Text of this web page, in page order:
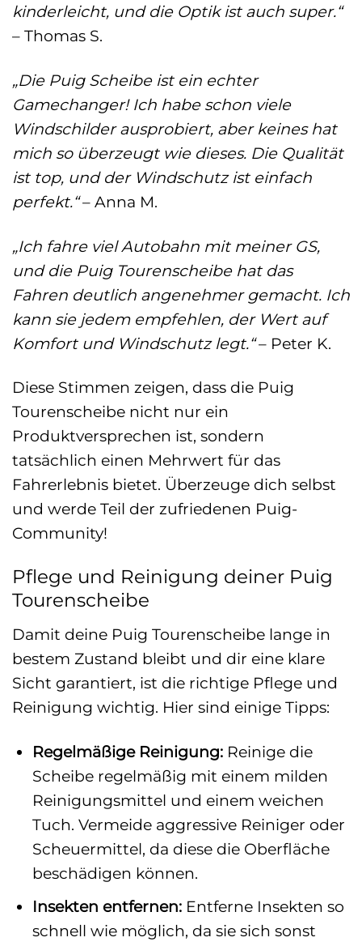
kinderleicht, und die Optik ist auch super.“
– Thomas S.
„Die Puig Scheibe ist ein echter
Gamechanger! Ich habe schon viele
Windschilder ausprobiert, aber keines hat
mich so überzeugt wie dieses. Die Qualität
ist top, und der Windschutz ist einfach
perfekt.“– Anna M.
„Ich fahre viel Autobahn mit meiner GS,
und die Puig Tourenscheibe hat das
Fahren deutlich angenehmer gemacht. Ich
kann sie jedem empfehlen, der Wert auf
Komfort und Windschutz legt.“– Peter K.
Diese Stimmen zeigen, dass die Puig
Tourenscheibe nicht nur ein
Produktversprechen ist, sondern
tatsächlich einen Mehrwert für das
Fahrerlebnis bietet. Überzeuge dich selbst
und werde Teil der zufriedenen Puig-
Community!
Pflege und Reinigung deiner Puig
Tourenscheibe
Damit deine Puig Tourenscheibe lange in
bestem Zustand bleibt und dir eine klare
Sicht garantiert, ist die richtige Pflege und
Reinigung wichtig. Hier sind einige Tipps:
Regelmäßige Reinigung:Reinige die
Scheibe regelmäßig mit einem milden
Reinigungsmittel und einem weichen
Tuch. Vermeide aggressive Reiniger oder
Scheuermittel, da diese die Oberfläche
beschädigen können.
Insekten entfernen:Entferne Insekten so
schnell wie möglich, da sie sich sonst